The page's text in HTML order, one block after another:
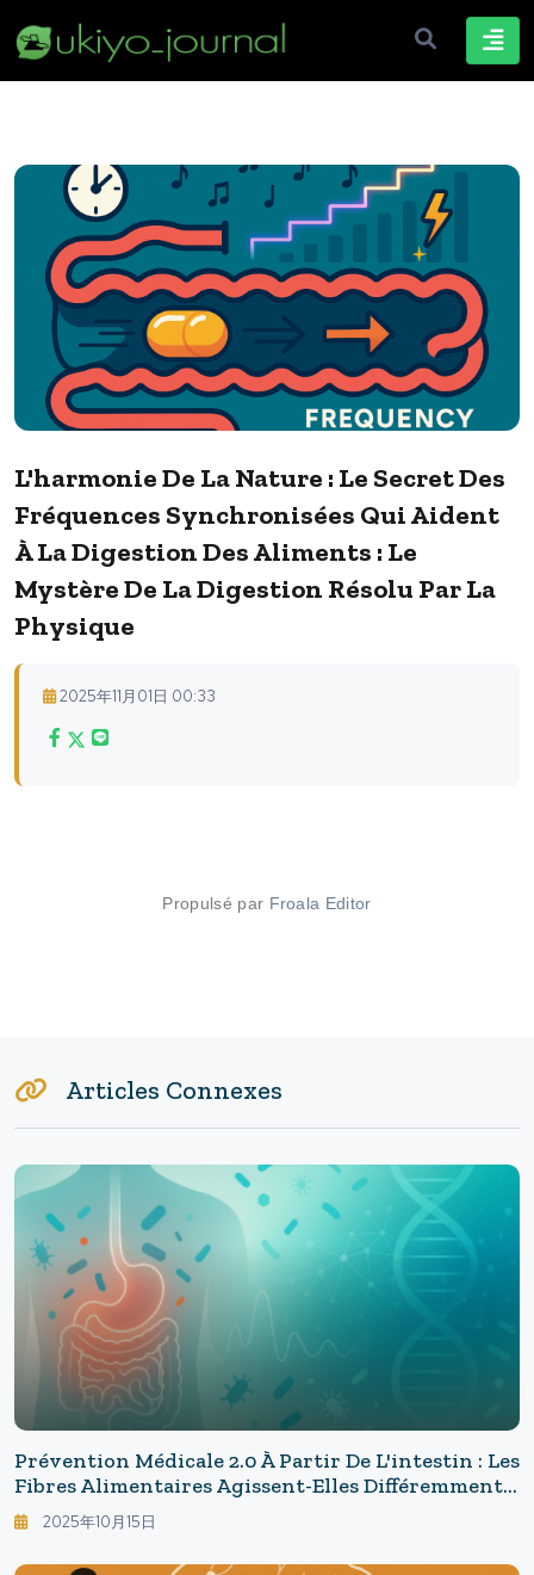
L'harmonie De La Nature : Le Secret Des
Fréquences Synchronisées Qui Aident
À La Digestion Des Aliments : Le
Mystère De La Digestion Résolu Par La
Physique
2025年11月01日 00:33
Propulsé par Froala Editor
Articles Connexes
Prévention Médicale 2.0 À Partir De L'intestin : Les
Fibres Alimentaires Agissent-Elles Différemment
Selon Les Individus ? L'ère Du "microbiome De
Précision" Qui Transforme Également La Santé
Mentale
2025年10月15日